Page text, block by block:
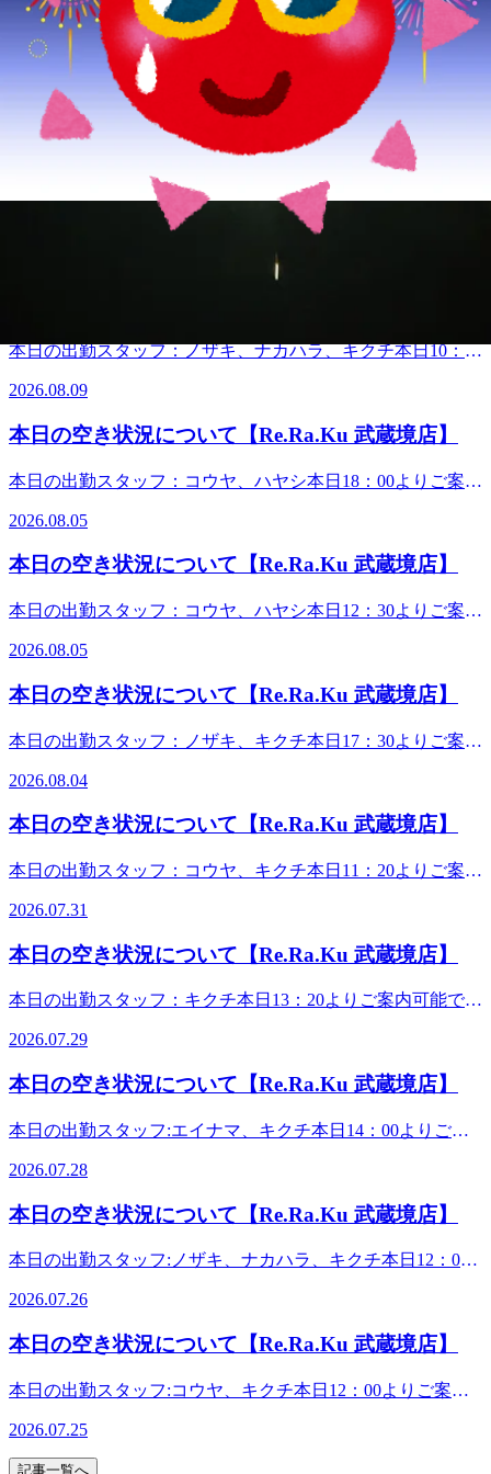
WEB予約する
電話予約する 0422-38-8630
最近のブログ
本日の空き状況について【Re.Ra.Ku 武蔵境店】
本日の出勤スタッフ：ノザキ、ハヤシ本日11：30よりご案内
管理はいかがでしょうか。イベントやお祭り等、夏を感じさ
す。お身体をスッキリさせ、8月の厳しい暑さを乗り越えま
しょう。さて、真夏にお送りする、新キャンペーンです。7
ケット」のWアタックで、サマーチャージキャンペーンを開
始しました！Re.Ra.Ku PAYのチャージか、紙のバリューチ
ケット購入でお得な10％増額サービスが!?この夏のビッグボ
ただくか、お電話ください！詳しくご説明いたします！夏季
始まりました!-5℃の炭酸泡のシュワシュワを楽しみなが
ルーミングリモーネ】&amp;【ソフトラベンダー】の2つの
がら、一足先に花火気分を先取りしちゃいましょう!詳しく
はスタッフまで! 今日も元気に営業中!皆様のご来店を心より
お待ちしております。・*.。・*.。・*.。・*.。・
*.。・。。・*.。・*.。・*.。・*.。・ご予約やお問い合わせ
はお電話で、お気軽にどうぞ♪スタッフ一同心よりお待ちし
ております!・*.。・*.。・*.。・*.。・*.。・。。・*.。・
ストレッチ&amp;骨盤ストレッチ」を取り入れた「リラク系
武蔵境駅北口徒歩3分 すきっぷ通り商店街の郵便局の隣にあ
00分～21時00分(最終受付:20時20分)土日祝:10時30分～21時
ル武蔵境1F
本日の出勤スタッフ：ノザキ、ナカハラ、キクチ本日10：50
すか。今朝は、涼しくて幸せ気分でしたね！日中は、まだま
だ暑いですが、朝夕は涼しく過ごしやすいですね！夏のお疲
れに是非、当店でお身体ほぐされては如何ですか。当店でゆ
ンペーンです。7月18日より「Re.Ra.Ku PAY」と「スペシャ
ル・バリューチケット」のWアタックで、サマーチャージキ
ャンペーンを開始しました！Re.Ra.Ku PAYのチャージか、
紙のバリューチケット購入でお得な10％増額サービスが!?こ
の夏のビッグボーナスを見逃す手はありません！ともかく、
当店にご来店いただくか、お電話ください！詳しくご説明い
か企画が今年も始まりました!-5℃の炭酸泡のシュワシュワ
リ!今年は【ブルーミングリモーネ】&amp;【ソフトラベンダ
な泡を感じながら、一足先に花火気分を先取りしちゃいまし
来店を心よりお待ちしております。・*.。・*.。・*.。・
*.。・*.。・。。・*.。・*.。・*.。・*.。・ご予約やお問い
合わせはお電話で、お気軽にどうぞ♪スタッフ一同心よりお
待ちしております!・*.。・*.。・*.。・*.。・*.。・。。・
*.。・*.。・*.。・*.。・マッサージのように気持ち良い「肩
甲骨ストレッチ&amp;骨盤ストレッチ」を取り入れた「リラ
央線武蔵境駅北口徒歩3分 すきっぷ通り商店街の郵便局の隣
にあります!Re.Ra.Ku(リラク) 武蔵境店&lt;営業時間&gt;平
日:11時00分～21時00分(最終受付:20時20分)土日祝:10時30分
エーブル武蔵境1F
2026.08.09
本日の空き状況について【Re.Ra.Ku 武蔵境店】
本日の出勤スタッフ：コウヤ、ハヤシ本日18：00よりご案内
様、体調は整っていますか。一日のお疲れにフットケアはい
かがでしょうか。ボディケアとセットで、首から下をしっか
りとアプローチできます。お仕事帰り、お気軽にお立ち寄り
7月18日より「Re.Ra.Ku PAY」と「スペシャル・バリューチ
ケット」のWアタックで、サマーチャージキャンペーンを開
ケット購入でお得な10％増額サービスが!?さ・ら・に……！
7月18日～7月31日はプレミアム期間となっておりまして……
なんと、最大42％の爆上げ増額をやっちゃいます！チャンス
りません！ともかく、当店にご来店いただくか、お電話くだ
パ」例年大好評の爽やか企画が今年も始まりました!-5℃の
効果でお疲れスッキリ!今年は【ブルーミングリモーネ】
ました。頭の上で刺激的な泡を感じながら、一足先に花火気
分を先取りしちゃいましょう!詳しくはスタッフまで!また、
只今、オーブ認証時に330円で爽快ヘッドスパ10分が体験で
きちゃいます!こちらも詳しくはスタッフまで!今日も元気に
営業中!皆様のご来店を心よりお待ちしております。・
*.。・*.。・*.。・*.。・*.。・。。・*.。・*.。・*.。・
スタッフ一同心よりお待ちしております!・*.。・*.。・
ジのように気持ち良い「肩甲骨ストレッチ&amp;骨盤ストレ
れを撃退していきます☆中央線武蔵境駅北口徒歩3分 すきっ
蔵境店&lt;営業時間&gt;平日:11時00分～21時00分(最終受
分)&lt;住所&gt;武蔵野市境1-3-4 エーブル武蔵境1F
2026.08.05
本日の空き状況について【Re.Ra.Ku 武蔵境店】
本日の出勤スタッフ：コウヤ、ハヤシ本日12：30よりご案内
気温が下がり、過ごしやすいですね。体調管理はいかがでし
ょうか。日常生活で、お身体にお疲れを感じていませんか。
ボディケア60分以上で、3体勢しっかりアプローチできま
さて、真夏にお送りする、新キャンペーンです。7月18日よ
り「Re.Ra.Ku PAY」と「スペシャル・バリューチケット」
のWアタックで、サマーチャージキャンペーンを開始しまし
た！Re.Ra.Ku PAYのチャージか、紙のバリューチケット購
入でお得な10％増額サービスが!?さ・ら・に……！8月1日～
9月23日はプレミアム期間となっておりまして……なんと、
1回キリ！この夏のビッグボーナスを見逃す手はありませ
詳しくご説明いたします！夏季限定! 「爽快ヘッドスパ」例
のシュワシュワを楽しみながら、炭酸ガスの血行誘導効果で
フトラベンダー】の2つのフレーバーをご用意しました。頭
の上で刺激的な泡を感じながら、一足先に花火気分を先取り
しちゃいましょう!詳しくはスタッフまで!また、只今、オー
ブ認証時に330円で爽快ヘッドスパ10分が体験できちゃいま
す!こちらも詳しくはスタッフまで!今日も元気に営業中!皆様
のご来店を心よりお待ちしております。・*.。・*.。・
お問い合わせはお電話で、お気軽にどうぞ♪スタッフ一同心
よりお待ちしております!・*.。・*.。・*.。・*.。・
*.。・。。・*.。・*.。・*.。・*.。・マッサージのように気
入れた「リラク系ボディケア」でみなさんの疲れを撃退して
の郵便局の隣にあります!Re.Ra.Ku(リラク) 武蔵境店&lt;営業
祝:10時30分～21時00分(最終受付:20時20分)&lt;住所&gt;武蔵
2026.08.05
本日の空き状況について【Re.Ra.Ku 武蔵境店】
本日の出勤スタッフ：ノザキ、キクチ本日17：30よりご案内
すか。今日は、カラッとした暑さわりと過ごしやすいです
ね！週の始まり、是非、当店でお身体ほぐされては如何です
か。軽い身体で8月を元気に楽しく乗り切りましょう。さ
「Re.Ra.Ku PAY」と「スペシャル・バリューチケット」の
Wアタックで、サマーチャージキャンペーンを開始しまし
入でお得な10％増額サービスが!?さ・ら・に……！7月18日
～7月31日はプレミアム期間となっておりまして……なん
と、最大42％の爆上げ増額をやっちゃいます！チャンスはな
せん！ともかく、当店にご来店いただくか、お電話くださ
パ」例年大好評の爽やか企画が今年も始まりました!-5℃の
効果でお疲れスッキリ!今年は【ブルーミングリモーネ】
ました。頭の上で刺激的な泡を感じながら、一足先に花火気
分を先取りしちゃいましょう!詳しくはスタッフまで!また、
只今、オーブ認証時に330円で爽快ヘッドスパ10分が体験で
きちゃいます!こちらも詳しくはスタッフまで!今日も元気に
営業中!皆様のご来店を心よりお待ちしております。・
*.。・*.。・*.。・*.。・*.。・。。・*.。・*.。・*.。・
スタッフ一同心よりお待ちしております!・*.。・*.。・
ジのように気持ち良い「肩甲骨ストレッチ&amp;骨盤ストレ
れを撃退していきます☆中央線武蔵境駅北口徒歩3分 すきっ
ぷ通り商店街の郵便局の隣にあります!Re.Ra.Ku(リラク) 武
2026.08.04
本日の空き状況について【Re.Ra.Ku 武蔵境店】
本日の出勤スタッフ：コウヤ、キクチ本日11：20よりご案内
すか。おとといの満月🌕美しかったですね！うっとりロマン
チックな気持ちになりますよね。真夏の満月、涼しげで最
高！たくさんの元気もらえますね！感謝！うっとり気分持続
しながら、是非、当店でお身体ほぐされて、益々元気にな
り、パワーアップし、ライバルを驚かせてしまいましょう。
きゃは！さて、真夏にお送りする、新キャンペーンです。7
ケット」のWアタックで、サマーチャージキャンペーンを開
ケット購入でお得な10％増額サービスが!?さ・ら・に……！
なんと、最大42％の爆上げ増額をやっちゃいます！チャンス
はなんと1回キリ！この夏のビッグボーナスを見逃す手はあ
りません！ともかく、当店にご来店いただくか、お電話くだ
パ」例年大好評の爽やか企画が今年も始まりました!-5℃の
炭酸泡のシュワシュワを楽しみながら、炭酸ガスの血行誘導
&amp;【ソフトラベンダー】の2つのフレーバーをご用意し
ました。頭の上で刺激的な泡を感じながら、一足先に花火気
分を先取りしちゃいましょう!詳しくはスタッフまで!また、
きちゃいます!こちらも詳しくはスタッフまで!今日も元気に
2026.07.31
本日の空き状況について【Re.Ra.Ku 武蔵境店】
本日の出勤スタッフ：キクチ本日13：20よりご案内可能で
今日は、控えめな暑さで過ごしやすいですね！気持ち良く眠
れた方も多いのではないでしょうか。是非、当店でお身体ほ
ぐされては如何ですか。心身ともに軽やかに今夜の満月🌕を
めでましょう！さて、真夏にお送りする、新キャンペーンで
す。7月18日より「Re.Ra.Ku PAY」と「スペシャル・バリュ
ーチケット」のWアタックで、サマーチャージキャンペーン
ーチケット購入でお得な10％増額サービスが!?さ・ら・
して……なんと、最大42％の爆上げ増額をやっちゃいます！
す手はありません！ともかく、当店にご来店いただくか、お
電話ください！詳しくご説明いたします！夏季限定! 「爽快
ヘッドスパ」例年大好評の爽やか企画が今年も始まりまし
の血行誘導効果でお疲れスッキリ!今年は【ブルーミングリ
モーネ】&amp;【ソフトラベンダー】の2つのフレーバーを
に花火気分を先取りしちゃいましょう!詳しくはスタッフま
2026.07.29
本日の空き状況について【Re.Ra.Ku 武蔵境店】
本日の出勤スタッフ:エイナマ、キクチ本日14：00よりご案
ですか。今日は、少し涼しめで過ごしやすいですね！久しぶ
りに熟睡できた方も多いのではないでしょうか。真夏の貴重
な涼しい日に感謝！体力消耗しない本日、是非、当店でお身
🌕を楽しみましょう！さて、真夏にお送りする、新キャンペ
ーンです。7月18日より「Re.Ra.Ku PAY」と「スペシャル・
ペーンを開始しました！Re.Ra.Ku PAYのチャージか、紙の
ら・に……！7月18日～7月31日はプレミアム期間となってお
す！チャンスはなんと1回キリ！この夏のビッグボーナスを
見逃す手はありません！ともかく、当店にご来店いただく
2026.07.28
本日の空き状況について【Re.Ra.Ku 武蔵境店】
本日の出勤スタッフ:ノザキ、ナカハラ、キクチ本日12：00
お過ごしですか。今日は、土用の丑の日。ウナギ、タマゴ、
シジミ等を食べて夏の暑さにも負けない元気な身体を作って
いきましょう。暑い夏を乗り切りましょう。さて、真夏にお
PAY」と「スペシャル・バリューチケット」のWアタック
で、サマーチャージキャンペーンを開始しました！Re.Ra.Ku
PAYのチャージか、紙のバリューチケット購入でお得な10％
増額サービスが!?さ・ら・に……！7月18日～7月31日はプレ
2026.07.26
本日の空き状況について【Re.Ra.Ku 武蔵境店】
本日の出勤スタッフ:コウヤ、キクチ本日12：00よりご案内
の予報が出ております。さらに、午後からは雷雨の可能性
も……すでに朝から熱中症アラートもバンバン出ておりま
2026.07.25
記事一覧へ